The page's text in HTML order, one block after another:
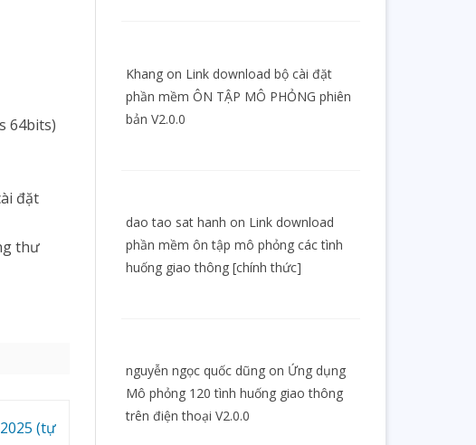
64bits)
đặt
thư
(tự
Khangon Link download bộ cài đặt
phần mềm ÔN TẬP MÔ PHỎNG phiên
bản V2.0.0
dao tao sat hanh on Link download
phần mềm ôn tập mô phỏng các tình
huống giao thông [chính thức]
nguyễn ngọc quốc dũngon Ứng dụng
Mô phỏng 120 tình huống giao thông
trên điện thoại V2.0.0